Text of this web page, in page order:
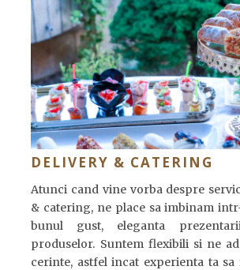
DELIVERY & CATERING
Atunci cand vine vorba despre
& catering, ne place sa imbinam
bunul gust, eleganta
produselor. Suntem flexibili si ne
cerinte, astfel incat experienta ta